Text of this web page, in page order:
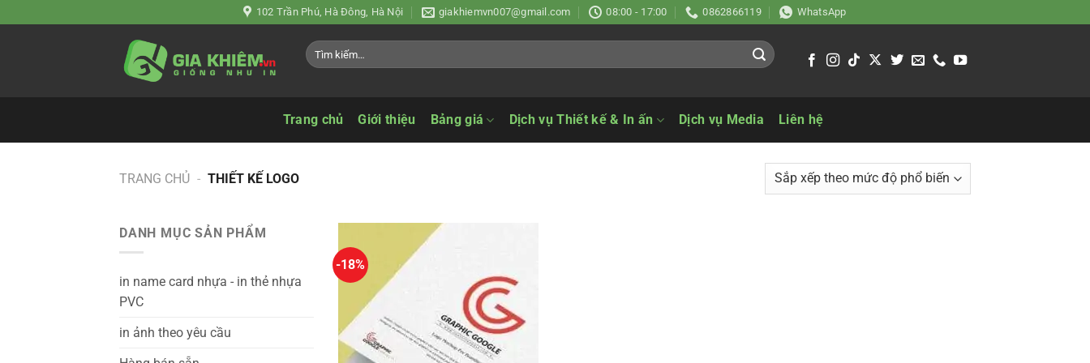
đến
102 Trần Phú, Hà Đông, Hà Nội giakhiemvn007@gmail.com 08:00 - 17:00 0862866119 WhatsApp
Tìm
kiếm:
Trang chủ Giới thiệu Bảng giá Dịch vụ Thiết kế & In ấn Dịch vụ Media Liên hệ
TRANG CHỦ - THIẾT KẾ LOGO
DANH MỤC SẢN PHẨM
in name card nhựa - in thẻ nhựa
PVC
in ảnh theo yêu cầu
-18%